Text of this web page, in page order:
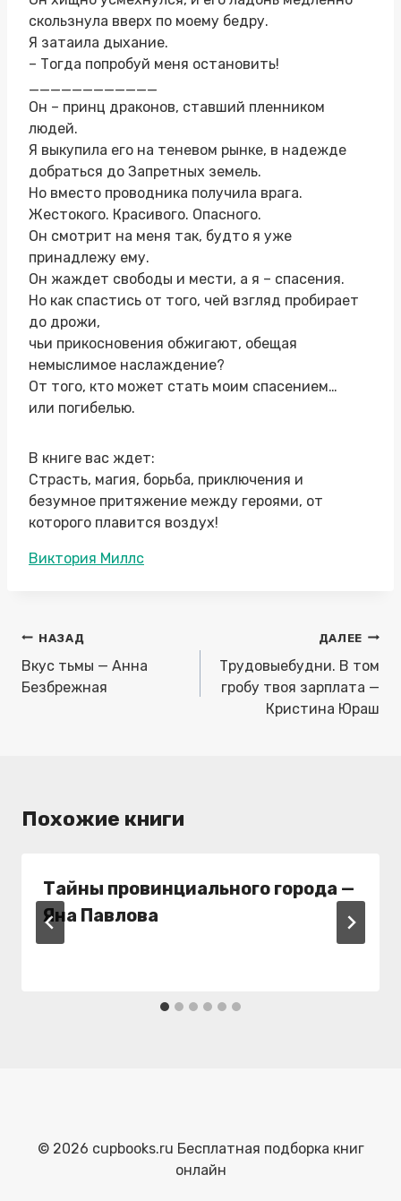
скользнула вверх по моему бедру.
Я затаила дыхание.
– Тогда попробуй меня остановить!
Он – принц драконов, ставший пленником
людей.
Я выкупила его на теневом рынке, в надежде
добраться до Запретных земель.
Но вместо проводника получила врага.
Жестокого. Красивого. Опасного.
Он смотрит на меня так, будто я уже
принадлежу ему.
Он жаждет свободы и мести, а я – спасения.
Но как спастись от того, чей взгляд пробирает
до дрожи,
чьи прикосновения обжигают, обещая
немыслимое наслаждение?
От того, кто может стать моим спасением…
или погибелью.
В книге вас ждет:
Страсть, магия, борьба, приключения и
безумное притяжение между героями, от
которого плавится воздух!
Метки
Виктория Миллс
Навигация
по
записям
НАЗАД
Вкус тьмы — Анна
Безбрежная
ДАЛЕЕ
Трудовыебудни. В том
гробу твоя зарплата —
Кристина Юраш
Похожие книги
Тайны провинциального города —
Яна Павлова
© 2026 cupbooks.ru Бесплатная подборка книг
онлайн